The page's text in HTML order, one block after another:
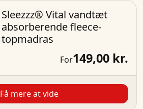
Sleezzz® Vital vandtæt
absorberende fleece-
topmadras
For149,00 kr.
Få mere at vide